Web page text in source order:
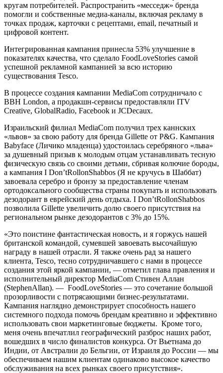
кругам потребителей. Распространить «месседж» бренда
помогли и собственные медиа-каналы, включая рекламу в
точках продаж, карточки с рецептами, email, печатный и
цифровой контент.
Интегрированная кампания принесла 53% улучшение в
показателях качества, что сделало FoodLoveStories самой
успешной рекламной кампанией за всю историю
существования Tesco.
В процессе создания кампании MediaCom сотрудничало с
BBH London, а продакшн-сервисы предоставляли ITV
Creative, GlobalRadio, Facebook и JCDecaux.
Израильский филиал MediaCom получил трех каннских
«львов» за свою работу для бренда Gillette от P&G. Кампания
Babyface (Личико младенца) удостоилась серебряного «льва»
за душевный призыв к молодым отцам устанавливать тесную
физическую связь со своими детьми, сбривая колючие бороды,
а кампания I Don’tRollonShabbos (Я не кручусь в Шаббат)
завоевала серебро и бронзу за предоставление членам
ортодоксального сообщества страны покупать и использовать
дезодорант в еврейский день отдыха. I Don’tRollonShabbos
позволила Gillette увеличить долю своего присутствия на
региональном рынке дезодорантов с 3% до 15%.
«Это поистине фантастическая новость, и я горжусь нашей
британской командой, сумевшей завоевать высочайшую
награду в нашей отрасли. Я также очень рад за нашего
клиента, Tesco, тесно сотрудничавшего с нами в процессе
создания этой яркой кампании, — отметил глава правления и
исполнительный директор MediaCom Стивен Аллан
(StephenAllan). — FoodLoveStories — это сочетание большой
прозорливости с потрясающими бизнес-результатами.
Кампания наглядно демонстрирует способность нашего
системного подхода помочь брендам креативно и эффективно
использовать свои маркетинговые бюджеты. Кроме того,
меня очень впечатлил географический разброс наших работ,
вошедших в число финалистов конкурса. От Вьетнама до
Индии, от Австралии до Бельгии, от Израиля до России — мы
обеспечиваем нашим клиентам одинаково высокое качество
обслуживания на всех рынках своего присутствия».